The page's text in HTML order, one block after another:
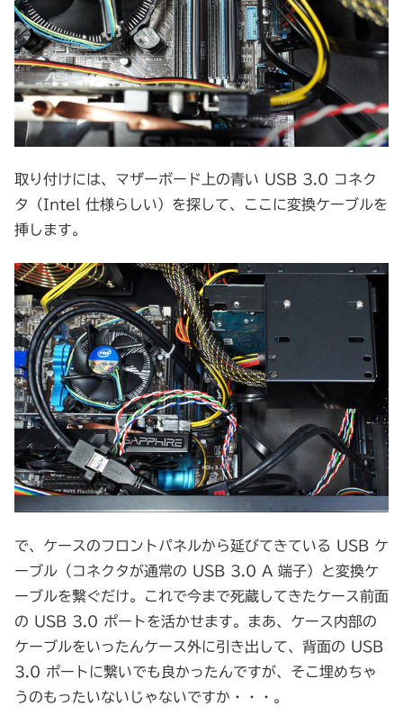
取り付けには、マザーボード上の青い USB 3.0 コネク
タ（Intel 仕様らしい）を探して、ここに変換ケーブルを
挿します。
で、ケースのフロントパネルから延びてきている USB ケ
ーブル（コネクタが通常の USB 3.0 A 端子）と変換ケ
ーブルを繋ぐだけ。これで今まで死蔵してきたケース前面
の USB 3.0 ポートを活かせます。まあ、ケース内部の
ケーブルをいったんケース外に引き出して、背面の USB
3.0 ポートに繋いでも良かったんですが、そこ埋めちゃ
うのもったいないじゃないですか・・・。